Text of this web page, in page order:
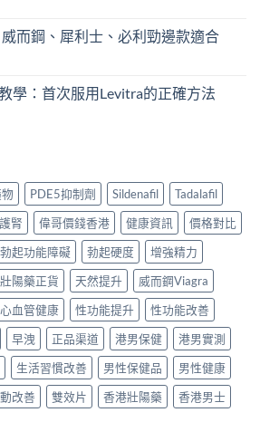
而鋼、犀利士、必利勁邊款適合
學：首次服用Levitra的正確方法
PDE5抑制劑 Sildenafil
Tadalafil
腎 偉哥價錢香港 健康資訊
價格對比
勃起功能障礙 勃起硬度
增強精力
壯陽藥正貨 天然提升
威而鋼Viagra
心血管健康 性功能提升
性功能改善
早洩 正品渠道 港男保健
港男實測
生活習慣改善 男性保健品
男性健康
改善 雙效片 香港壯陽藥
香港男士